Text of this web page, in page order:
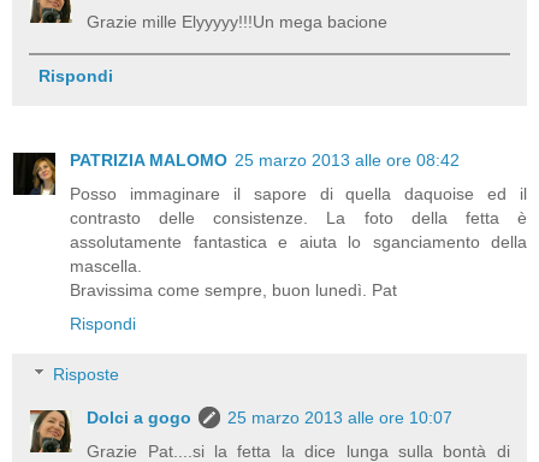
Grazie mille Elyyyyy!!!Un mega bacione
Rispondi
PATRIZIA MALOMO 25 marzo 2013 alle ore 08:42
Posso immaginare il sapore di quella daquoise ed il
contrasto delle consistenze. La foto della fetta è
assolutamente fantastica e aiuta lo sganciamento della
mascella.
Bravissima come sempre, buon lunedì. Pat
Rispondi
Risposte
Dolci a gogo
25 marzo 2013 alle ore 10:07
Grazie Pat....si la fetta la dice lunga sulla bontà di